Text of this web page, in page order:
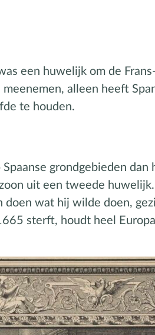
een huwelijk om de
alleen heeft
te houden.
grondgebieden dan
uit een tweede
doen wat hij wilde doen,
sterft, houdt heel